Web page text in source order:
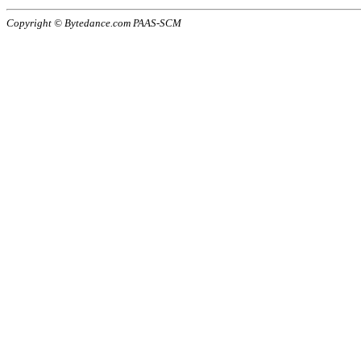
Copyright © Bytedance.com PAAS-SCM